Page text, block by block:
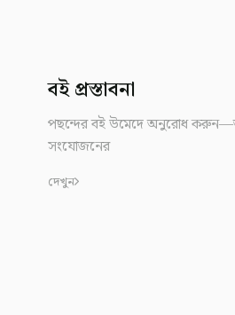
বই প্রস্তাবনা
পছন্দের বই উমেদে অনুরোধ
সংযোজনের
দেখুন